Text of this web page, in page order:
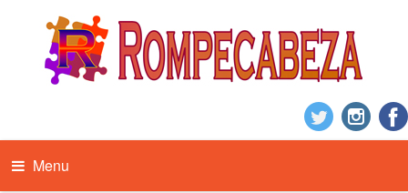
Menu